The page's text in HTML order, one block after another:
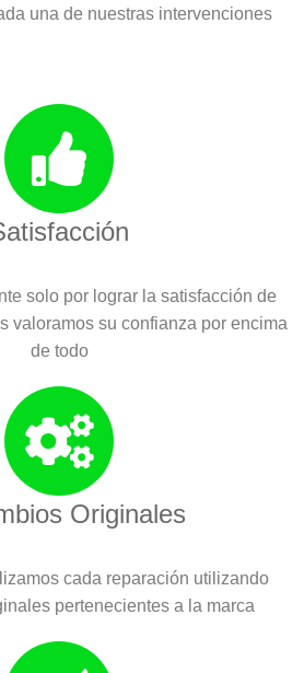
una de nuestras intervenciones
solo por lograr la satisfacción de
valoramos su confianza por encima
de todo
Originales
cada reparación utilizando
pertenecientes a la marca